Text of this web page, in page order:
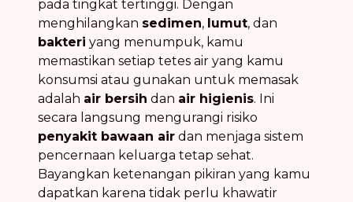
pada tingkat tertinggi. Dengan
menghilangkan sedimen, lumut, dan
bakteri yang menumpuk, kamu
memastikan setiap tetes air yang kamu
konsumsi atau gunakan untuk memasak
adalah air bersih dan air higienis. Ini
secara langsung mengurangi risiko
penyakit bawaan air dan menjaga sistem
pencernaan keluarga tetap sehat.
Bayangkan ketenangan pikiran yang kamu
dapatkan karena tidak perlu khawatir